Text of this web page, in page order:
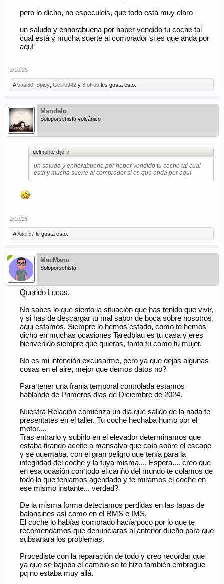
Pequeños gestos como estos pueden arruinar una experiencia
que hasta ahora había sido sobresaliente.
pero lo dicho, no especuleis, que todo está muy claro
un saludo y enhorabuena por haber vendido tu coche tal
cual está y mucha suerte al comprador si es que anda por
aquí
2/10/25
Abasi60 Spidy Gelillo942 y 3 otros les gusta esto.
Mandelo
Soloporschista volcánico
delmonte dijo: ↑
un saludo y enhorabuena por haber vendido tu coche tal cual
está y mucha suerte al comprador si es que anda por aquí
2/10/25
AAitor57 le gusta esto.
MacManu
Soloporschista
Querido Lucas,
No sabes lo que siento la situación que has tenido que vivir,
y si has de descargar tu mal sabor de boca sobre nosotros,
aqui estamos. Siempre lo hemos estado, como te hemos
dicho en muchas ocasiones Taredblau es tu casa y eres
bienvenido siempre que quieras, tanto tu como tu mujer.
No es mi intención excusarme, pero ya que dejas algunas
cosas en el aire, mejor que demos datos no?
Para tener una franja temporal controlada estamos
hablando de Primeros dias de Diciembre de 2024.
Nuestra Relación comienza un dia que salido de la nada te
presentates en el taller. Tu coche hechaba humo por el
motor....
Tras entrarlo y subirlo en el elevador determinamos que
estaba tirando aceite a mansalva que caía sobre el escape
y se quemaba, con el gran peligro que tenía para la
integridad del coche y la tuya misma.... Espera.... creo que
en esa ocasión con todo el cariño del mundo te colamos de
todo lo que teniamos agendado y te miramos el coche en
ese mismo instante... verdad?
De la misma forma detectamos perdidas en las tapas de
balancines asi como en el RMS e IMS.
El coche lo habías comprado hacía poco por lo que te
recomendamos que denunciaras al anterior dueño para que
subsanara los problemas.
Procediste con la reparación de todo y creo recordar que
ya que se bajaba el cambio se te hizo también embrague
pq no estaba muy allá.